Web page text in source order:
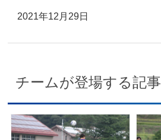
2021年12月29日
チームが登場する記事